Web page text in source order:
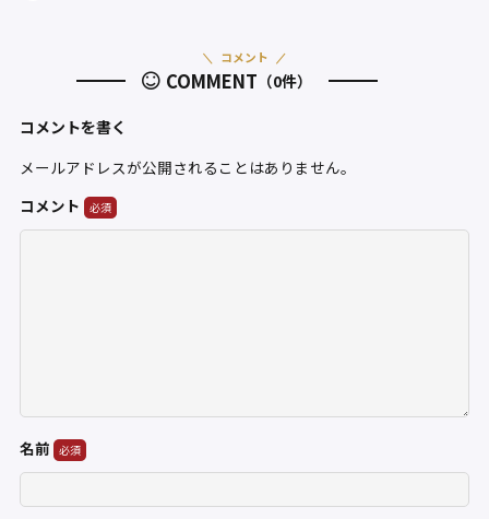
COMMENT （0件）
コメント
コメントを書く
メールアドレスが公開されることはありません。
コメント
名前